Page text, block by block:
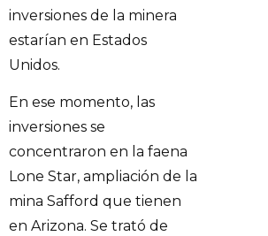
inversiones de la minera
estarían en Estados
Unidos.
En ese momento, las
inversiones se
concentraron en la faena
Lone Star, ampliación de la
mina Safford que tienen
en Arizona. Se trató de